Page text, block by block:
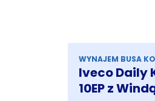
WYNAJEM BUSA
Iveco Daily
10EP z